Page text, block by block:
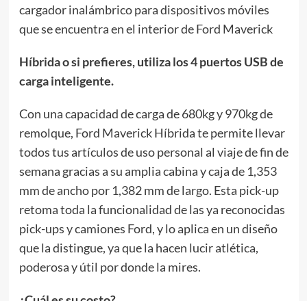
cargador inalámbrico para dispositivos móviles
que se encuentra en el interior de Ford Maverick
Híbrida o si prefieres, utiliza los 4 puertos USB de
carga inteligente.
Con una capacidad de carga de 680kg y 970kg de
remolque, Ford Maverick Híbrida te permite llevar
todos tus artículos de uso personal al viaje de fin de
semana gracias a su amplia cabina y caja de 1,353
mm de ancho por 1,382 mm de largo. Esta pick-up
retoma toda la funcionalidad de las ya reconocidas
pick-ups y camiones Ford, y lo aplica en un diseño
que la distingue, ya que la hacen lucir atlética,
poderosa y útil por donde la mires.